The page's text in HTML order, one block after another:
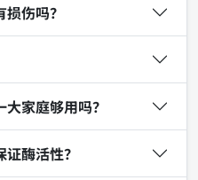
伤吗？
家庭够用吗？
酶活性？